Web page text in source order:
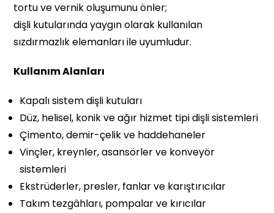
tortu ve vernik oluşumunu önler;
dişli kutularında yaygın olarak kullanılan
sızdırmazlık elemanları ile uyumludur.
Kullanım Alanları
Kapalı sistem dişli kutuları
Düz, helisel, konik ve ağır hizmet tipi dişli sistemleri
Çimento, demir-çelik ve haddehaneler
Vinçler, kreynler, asansörler ve konveyör
sistemleri
Ekstrüderler, presler, fanlar ve karıştırıcılar
Takım tezgâhları, pompalar ve kırıcılar